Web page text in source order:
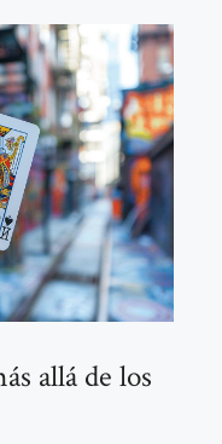
allá de los